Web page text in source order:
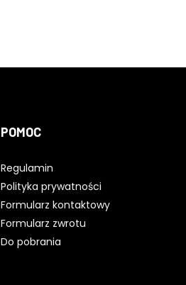
POMOC
Regulamin
Polityka prywatności
Formularz kontaktowy
Formularz zwrotu
Do pobrania